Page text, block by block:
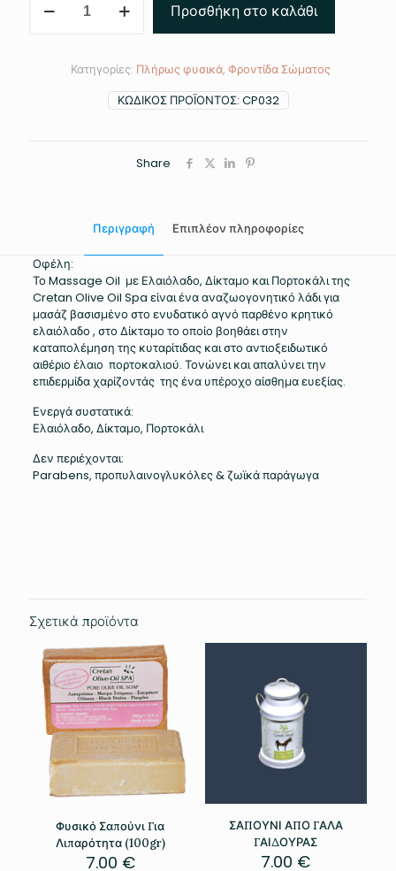
ποσότητα
Προσθήκη στο καλάθι
ΚΩΔΙΚΌΣ ΠΡΟΪΌΝΤΟΣ: CP032
Κατηγορίες: Πλήρως φυσικά, Φροντίδα Σώματος
Share
Περιγραφή Επιπλέον πληροφορίες
Οφέλη:
Το Massage Oil με Ελαιόλαδο, Δίκταμο και Πορτοκάλι της
Cretan Olive Oil Spa είναι ένα αναζωογονητικό λάδι για
μασάζ βασισμένο στο ενυδατικό αγνό παρθένο κρητικό
ελαιόλαδο , στο Δίκταμο το οποίο βοηθάει στην
καταπολέμηση της κυταρίτιδας και στο αντιοξειδωτικό
αιθέριο έλαιο πορτοκαλιού. Τονώνει και απαλύνει την
επιδερμίδα χαρίζοντάς της ένα υπέροχο αίσθημα ευεξίας.
Ενεργά συστατικά:
Ελαιόλαδο, Δίκταμο, Πορτοκάλι
Δεν περιέχονται:
Parabens, προπυλαινογλυκόλες & ζωϊκά παράγωγα
Σχετικά προϊόντα
Φυσικό Σαπούνι Για
Λιπαρότητα (100gr)
7.00 €
ΣΑΠΟΥΝΙ ΑΠΟ ΓΑΛΑ
ΓΑΙΔΟΥΡΑΣ
7.00 €